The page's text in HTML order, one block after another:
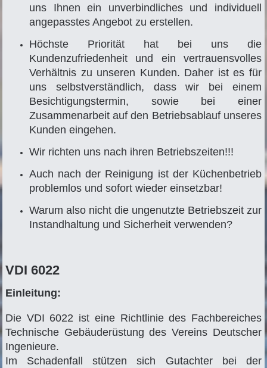
uns Ihnen ein unverbindliches und individuell
angepasstes Angebot zu erstellen.
Höchste Priorität hat bei uns die
Kundenzufriedenheit und ein vertrauensvolles
Verhältnis zu unseren Kunden. Daher ist es für
uns selbstverständlich, dass wir bei einem
Besichtigungstermin, sowie bei einer
Zusammenarbeit auf den Betriebsablauf unseres
Kunden eingehen.
Wir richten uns nach ihren Betriebszeiten!!!
Auch nach der Reinigung ist der Küchenbetrieb
problemlos und sofort wieder einsetzbar!
Warum also nicht die ungenutzte Betriebszeit zur
Instandhaltung und Sicherheit verwenden?
VDI 6022
Einleitung:
Die VDI 6022 ist eine Richtlinie des Fachbereiches
Technische Gebäuderüstung des Vereins Deutscher
Ingenieure.
Im Schadenfall stützen sich Gutachter bei der